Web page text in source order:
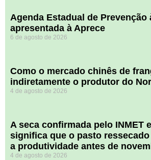
Agenda Estadual de Prevenção
apresentada à Aprece
6 de agosto de 2026
​Como o mercado chinês de
indiretamente o produtor do
4 de agosto de 2026
A seca confirmada pelo INMET
significa que o pasto
a produtividade antes de
4 de agosto de 2026